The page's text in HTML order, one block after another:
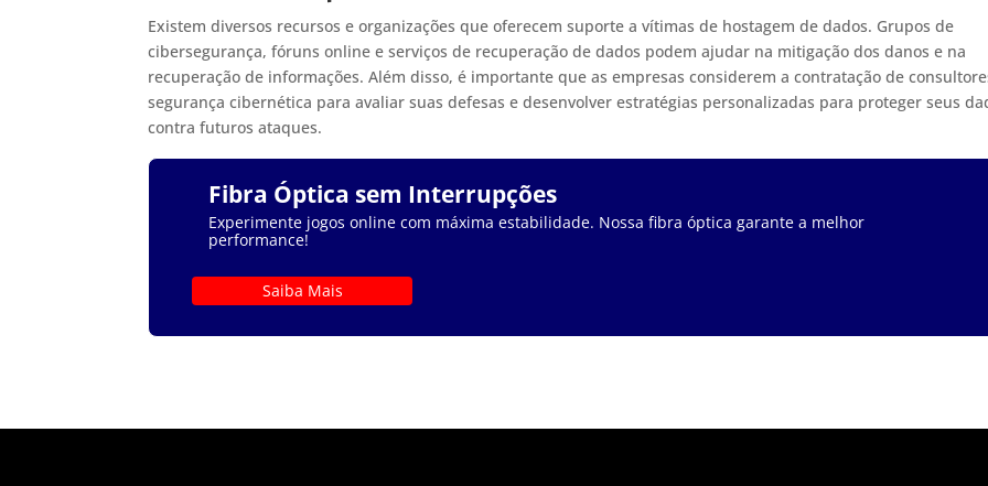
Existem diversos recursos e organizações que oferecem suporte a vítimas de hostagem de dados. Grupos de
cibersegurança, fóruns online e serviços de recuperação de dados podem ajudar na mitigação dos danos e na
recuperação de informações. Além disso, é importante que as empresas considerem a contratação de
segurança cibernética para avaliar suas defesas e desenvolver estratégias personalizadas para proteger seus
contra futuros ataques.
Fibra Óptica sem Interrupções
Experimente jogos online com máxima estabilidade. Nossa fibra óptica garante a melhor
performance!
Saiba Mais